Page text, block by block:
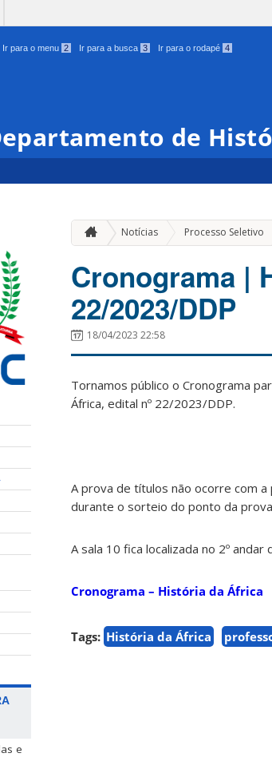
Ir para o menu 2 Ir para a busca 3 Ir para o rodapé 4
de
e
Notícias Processo Seletivo
Cronograma |
22/2023/DDP
18/04/2023 22:58
Tornamos público o Cronograma
África, edital nº 22/2023/DDP.
A prova de títulos não ocorre com
durante o sorteio do ponto da
A sala 10 fica localizada no 2º
Cronograma – História da África
Tags: História da África